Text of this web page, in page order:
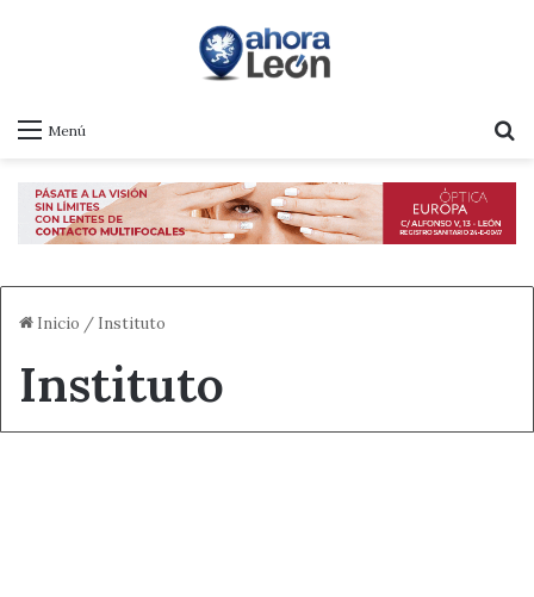
Menú
Inicio / Instituto
Instituto